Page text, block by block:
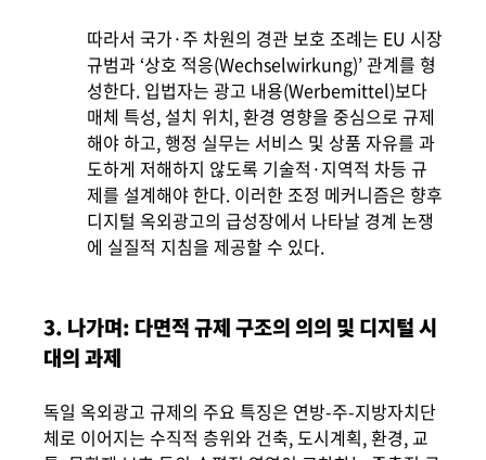
따라서 국가·주 차원의 경관 보호 조례는 EU 시장
규범과 ‘상호 적응(Wechselwirkung)’ 관계를 형
성한다. 입법자는 광고 내용(Werbemittel)보다
매체 특성, 설치 위치, 환경 영향을 중심으로 규제
해야 하고, 행정 실무는 서비스 및 상품 자유를 과
도하게 저해하지 않도록 기술적·지역적 차등 규
제를 설계해야 한다. 이러한 조정 메커니즘은 향후
디지털 옥외광고의 급성장에서 나타날 경계 논쟁
에 실질적 지침을 제공할 수 있다.
3. 나가며: 다면적 규제 구조의 의의 및 디지털 시
대의 과제
독일 옥외광고 규제의 주요 특징은 연방-주-지방자치단
체로 이어지는 수직적 층위와 건축, 도시계획, 환경, 교